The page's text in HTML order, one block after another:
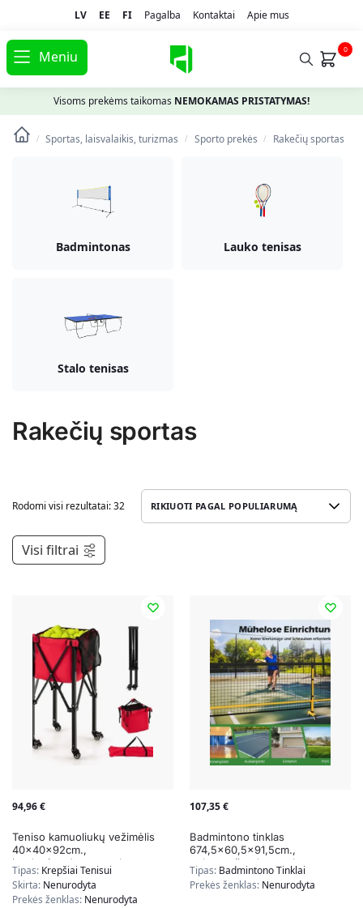
LV EE FI Pagalba Kontaktai Apie mus
Meniu 0
Visoms prekėms taikomas NEMOKAMAS PRISTATYMAS!
/ Sportas, laisvalaikis, turizmas / Spоrto prekės / Rakečių sportas
Badmintonas Lauko tenisas
Stalo tenisas
Rakečių sportas
Rodomi visi rezultatai: 32
Visi filtrai
94,96€
Teniso kamuoliukų vežimėlis
40x40x92cm.,
juodos/raudonos spalvos
Tipas: Krepšiai Tenisui
Skirta: Nenurodyta
Prekės ženklas: Nenurodyta
107,35€
Badmintono tinklas
674,5×60,5×91,5cm.,
geltonos/juodos spalvos
Tipas: Badmintono Tinklai
Prekės ženklas: Nenurodyta